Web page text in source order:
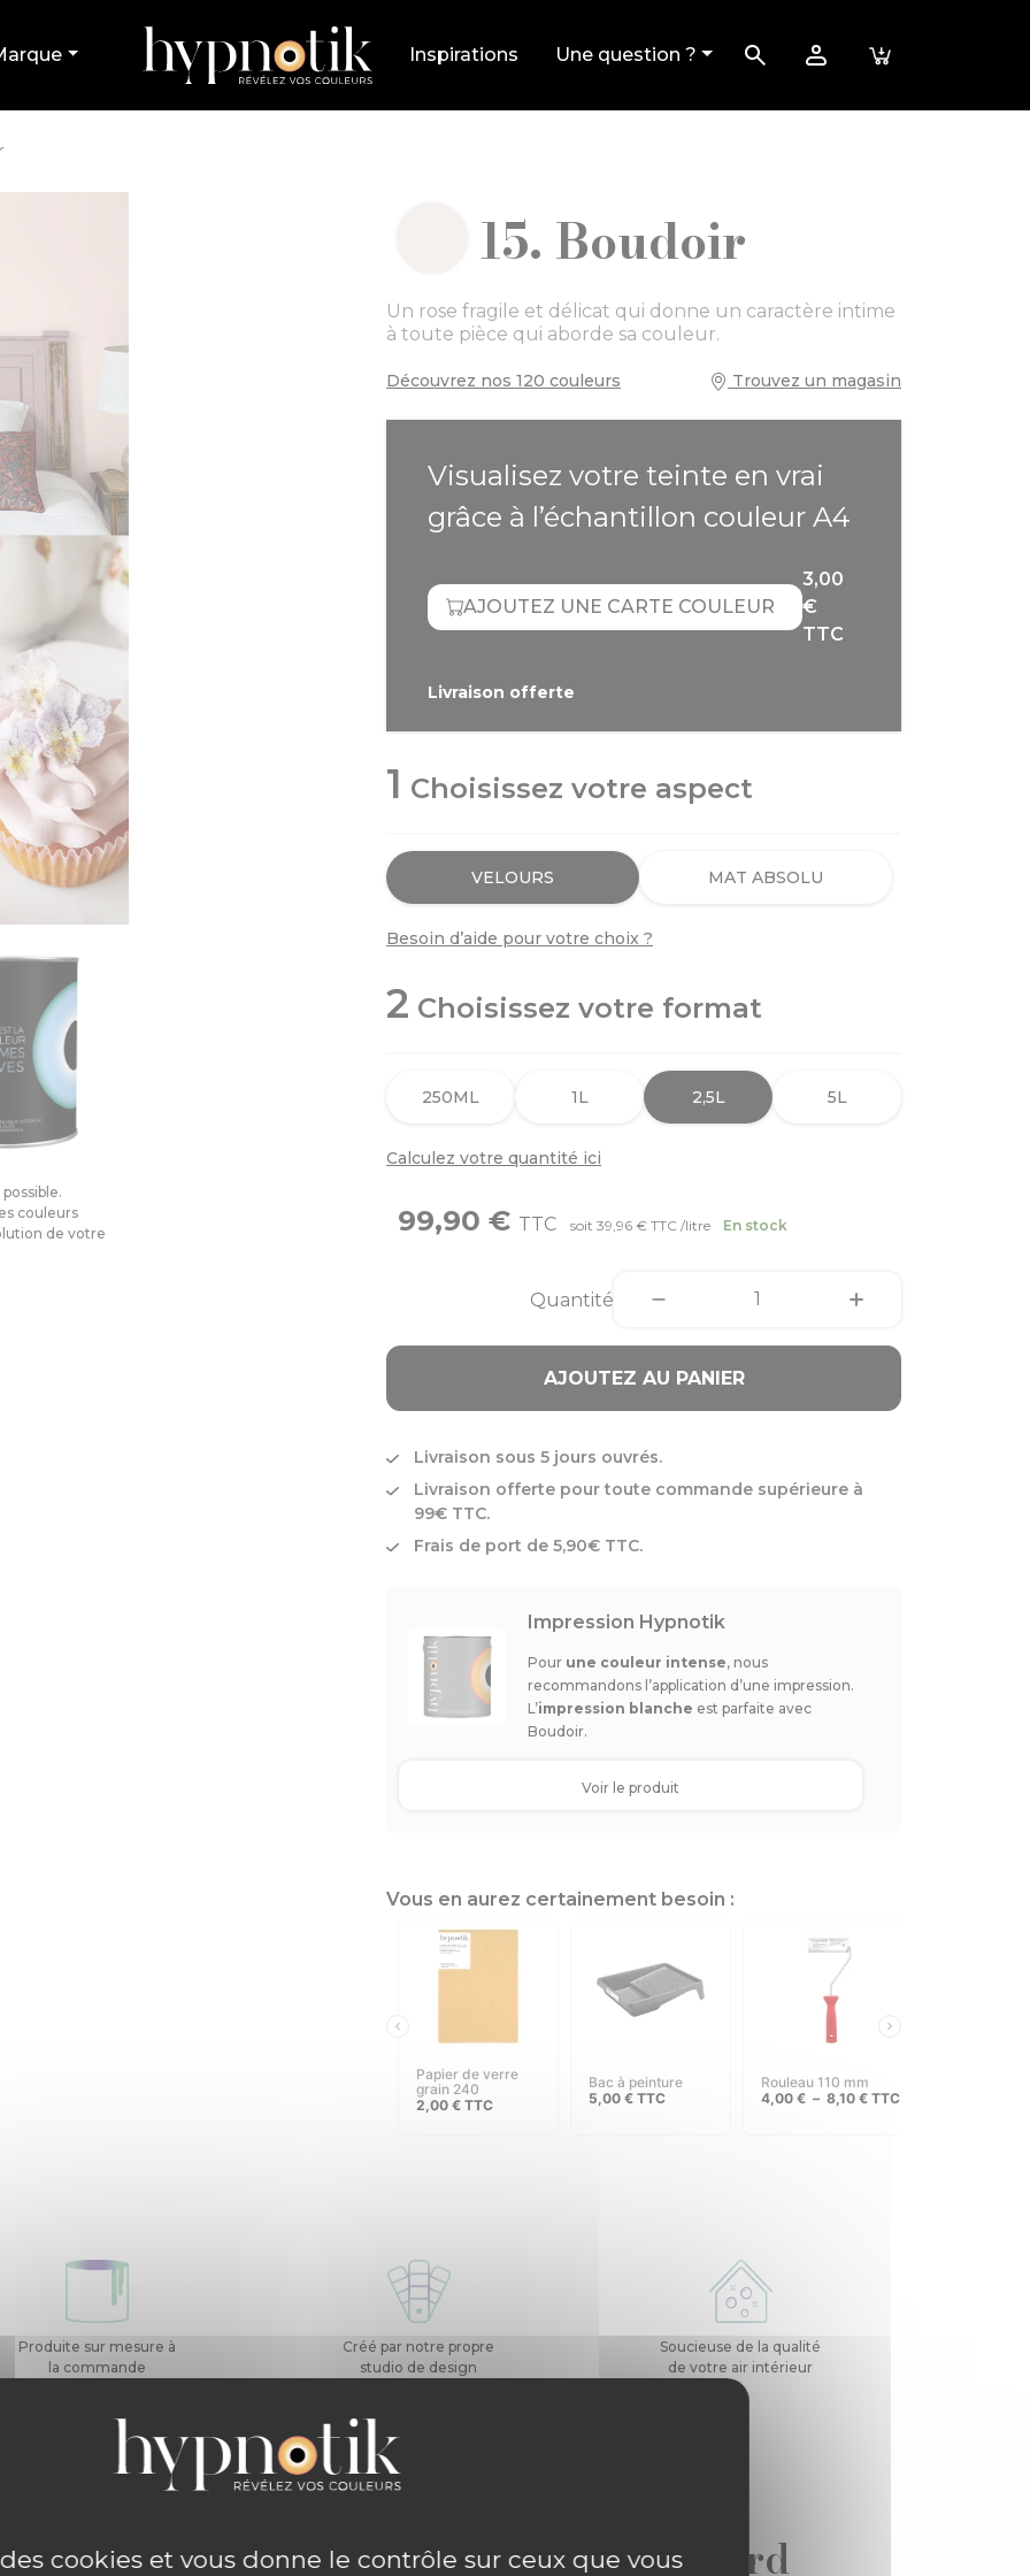
Inspirations Une question ?
couleurs
de votre
15. Boudoir
Un rose fragile et délicat qui donne un caractère intime
à toute pièce qui aborde sa couleur.
Découvrez nos 120 couleurs Trouvez un magasin
Visualisez votre teinte en vrai
grâce à l’échantillon couleur A4
AJOUTEZ UNE CARTE COULEUR
3,00
€
TTC
Livraison offerte
1 Choisissez votre aspect
VELOURS MAT ABSOLU
Besoin d’aide pour votre choix ?
2 Choisissez votre format
250ML 1L 2,5L 5L
Calculez votre quantité ici
99,90 € TTC soit 39,96 € TTC /litre En stock
Quantité
AJOUTEZ AU PANIER
Livraison sous 5 jours ouvrés.
Livraison offerte pour toute commande supérieure à
99€ TTC.
Frais de port de 5,90€ TTC.
Impression Hypnotik
Pour une couleur intense, nous
recommandons l’application d’une impression.
L’impression blanche est parfaite avec
Boudoir.
Voir le produit
Vous en aurez certainement besoin :
papier de verre
grain 240
2,00 € TTC
bac à peinture
5,00 € TTC
rouleau 110 mm
4,00 € – 8,10 € TTC
Produite sur mesure à
la commande
Créé par notre propre
studio de design
Soucieuse de la qualité
de votre air intérieur
D’un commun accord
cookies et vous donne le contrôle sur ceux que vous